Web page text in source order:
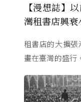
【漫想誌】
灣租書店興衰
租書店的大擴張
畫在臺灣的盛行
的協定保護 ...